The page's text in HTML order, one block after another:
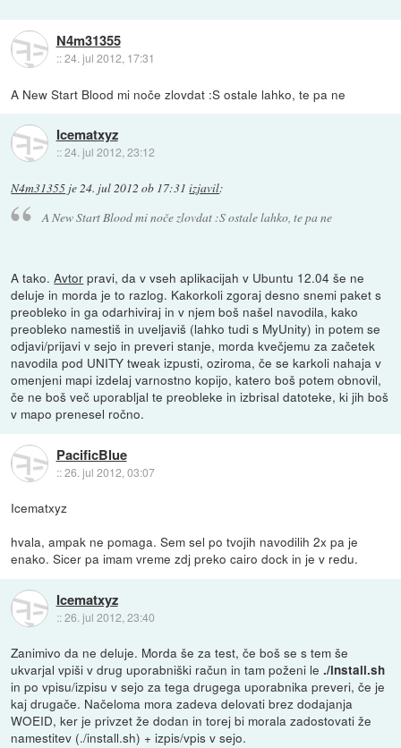
N4m31355
::24. jul 2012, 17:31
A New Start Blood mi noče zlovdat :S ostale lahko, te pa ne
Icematxyz
::24. jul 2012, 23:12
N4m31355 je24. jul 2012 ob 17:31 izjavil:
A New Start Blood mi noče zlovdat :S ostale lahko, te pa ne
A tako.Avtor pravi, da v vseh aplikacijah v Ubuntu 12.04 še ne
deluje in morda je to razlog. Kakorkoli zgoraj desno snemi paket s
preobleko in ga odarhiviraj in v njem boš našel navodila, kako
preobleko namestiš in uveljaviš (lahko tudi s MyUnity) in potem se
odjavi/prijavi v sejo in preveri stanje, morda kvečjemu za začetek
navodila pod UNITY tweak izpusti, oziroma, če se karkoli nahaja v
omenjeni mapi izdelaj varnostno kopijo, katero boš potem obnovil,
če ne boš več uporabljal te preobleke in izbrisal datoteke, ki jih boš
v mapo prenesel ročno.
PacificBlue
::26. jul 2012, 03:07
Icematxyz
hvala, ampak ne pomaga. Sem sel po tvojih navodilih 2x pa je
enako. Sicer pa imam vreme zdj preko cairo dock in je v redu.
Icematxyz
::26. jul 2012, 23:40
Zanimivo da ne deluje. Morda še za test, če boš se s tem še
ukvarjal vpiši v drug uporabniški račun in tam poženi le./install.sh
in po vpisu/izpisu v sejo za tega drugega uporabnika preveri, če je
kaj drugače. Načeloma mora zadeva delovati brez dodajanja
WOEID, ker je privzet že dodan in torej bi morala zadostovati že
namestitev (./install.sh) + izpis/vpis v sejo.